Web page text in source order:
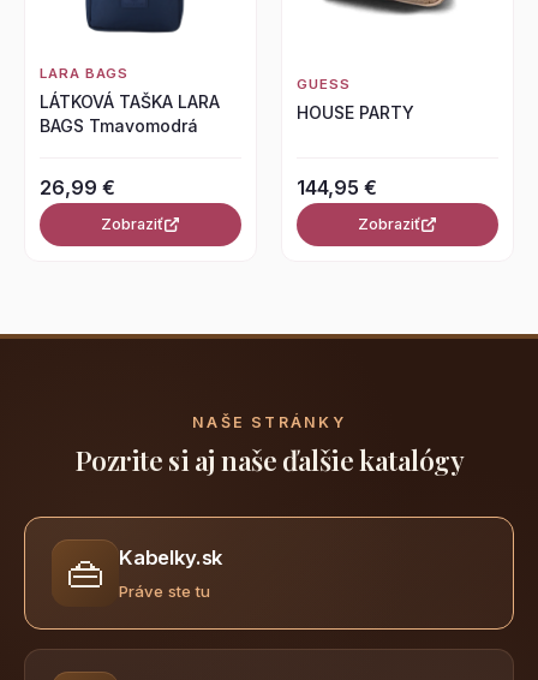
LARA BAGS
LÁTKOVÁ TAŠKA LARA
BAGS Tmavomodrá
26,99 €
Zobraziť
GUESS
HOUSE PARTY
144,95 €
Zobraziť
NAŠE STRÁNKY
Pozrite si aj naše ďalšie katalógy
👜 Kabelky.sk
Práve ste tu